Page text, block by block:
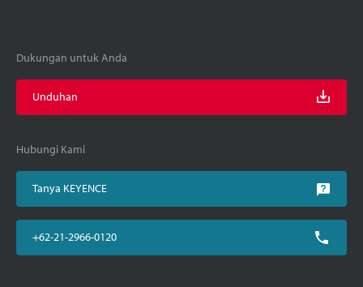
Dukungan untuk Anda
Unduhan
Hubungi Kami
Tanya KEYENCE
+62-21-2966-0120